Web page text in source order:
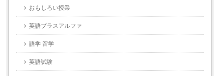
おもしろい授業
英語プラスアルファ
語学 留学
英語試験